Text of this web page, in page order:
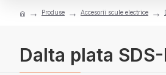
Produse Accesorii scule electrice
Dalta plata